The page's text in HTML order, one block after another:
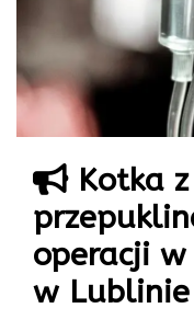
Kotka z
operacji w
w Lublinie